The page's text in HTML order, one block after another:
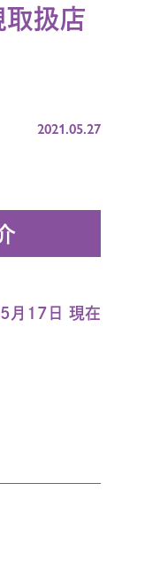
扱店
2021.05.27
月17日 現在